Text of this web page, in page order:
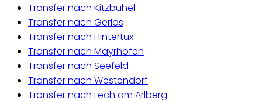
Transfer nach Kitzbühel
Transfer nach Gerlos
Transfer nach Hintertux
Transfer nach Mayrhofen
Transfer nach Seefeld
Transfer nach Westendorf
Transfer nach Lech am Arlberg